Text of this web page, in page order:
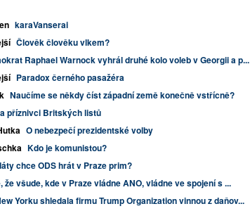
karaVanserai
Člověk člověku vlkem?
Raphael Warnock vyhrál druhé kolo voleb v Georgii a p...
Paradox černého pasažéra
Naučíme se někdy číst západní země konečně vstřícně?
příznivci Britských listů
O nebezpečí prezidentské volby
Kdo je komunistou?
chce ODS hrát v Praze prim?
že všude, kde v Praze vládne ANO, vládne ve spojení s ...
Yorku shledala firmu Trump Organization vinnou z daňov...